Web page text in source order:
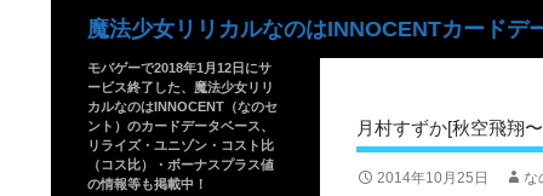
魔法少女リリカルなのはINNOCENTカードデ
月村すずか[秋空飛翔
2014年10月25日 な
モバゲーで2018年1月12日にサ
ービス終了した、魔法少女リリ
カルなのはINNOCENT（なのセ
ント）のカードデータベース、
リライズ・ユニゾン・コスト比
（コス比）・ボーナスプラス値
の情報等も掲載中！